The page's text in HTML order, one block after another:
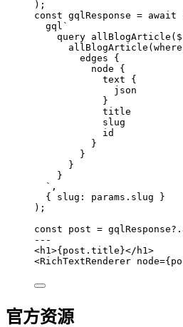
);
const gqlResponse = await
gql `
query
edges {
node {
text {
json
}
title
slug
id
}
}
}
}
` ,
{ slug: params . slug }
);
const post = gqlResponse?.
---
<h1 >{post . title}</ h1 >
<RichTextRenderer node={
官方资源